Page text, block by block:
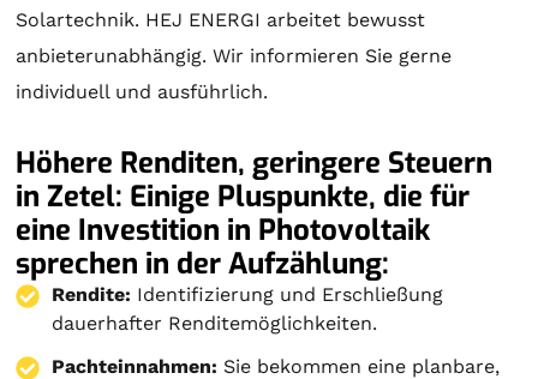
Solartechnik. HEJ ENERGI arbeitet bewusst
anbieterunabhängig. Wir informieren Sie gerne
individuell und ausführlich.
Höhere Renditen, geringere Steuern
in Zetel: Einige Pluspunkte, die für
eine Investition in Photovoltaik
sprechen in der Aufzählung:
Rendite: Identifizierung und Erschließung
dauerhafter Renditemöglichkeiten.
Pachteinnahmen: Sie bekommen eine planbare,